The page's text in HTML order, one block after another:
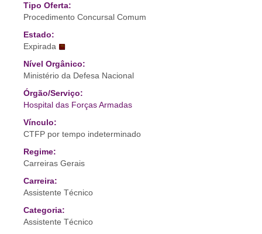
Tipo Oferta:
Procedimento Concursal Comum
Estado:
Expirada
Nível Orgânico:
Ministério da Defesa Nacional
Órgão/Serviço:
Hospital das Forças Armadas
Vínculo:
CTFP por tempo indeterminado
Regime:
Carreiras Gerais
Carreira:
Assistente Técnico
Categoria:
Assistente Técnico